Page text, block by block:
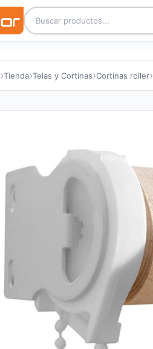
›Tienda›Telas y Cortinas›Cortinas roller›